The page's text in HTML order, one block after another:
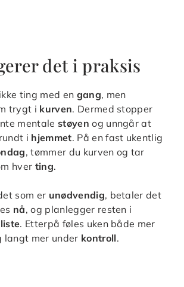
det i praksis
ting med en gang, men
trygt i kurven. Dermed stopper
mentalestøyen og unngår at
i hjemmet. På en fast ukentlig
, tømmer du kurven og tar
hver ting.
som er unødvendig, betaler det
nå, og planlegger resten i
liste. Etterpå føles uken både mer
langt mer under kontroll.